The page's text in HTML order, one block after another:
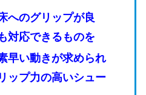
へのグリップが良
対応できるものを
早い動きが求められ
ップ力の高いシュー